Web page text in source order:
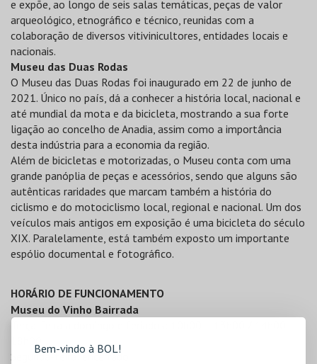
Bem-vindo à BOL!
e expõe, ao longo de seis salas temáticas, peças de valor
arqueológico, etnográfico e técnico, reunidas com a
colaboração de diversos vitivinicultores, entidades locais e
nacionais.
Museu das Duas Rodas
O Museu das Duas Rodas foi inaugurado em 22 de junho de
2021. Único no país, dá a conhecer a história local, nacional e
até mundial da mota e da bicicleta, mostrando a sua forte
ligação ao concelho de Anadia, assim como a importância
desta indústria para a economia da região.
Além de bicicletas e motorizadas, o Museu conta com uma
grande panóplia de peças e acessórios, sendo que alguns são
autênticas raridades que marcam também a história do
ciclismo e do motociclismo local, regional e nacional. Um dos
veículos mais antigos em exposição é uma bicicleta do século
XIX. Paralelamente, está também exposto um importante
espólio documental e fotográfico.
HORÁRIO DE FUNCIONAMENTO
Museu do Vinho Bairrada
Segunda-feira: encerrado